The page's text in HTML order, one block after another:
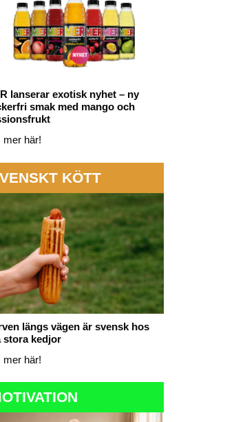
lanserar exotisk nyhet – ny
smak med mango och
mer här!
KÖTT
längs vägen är svensk hos
stora kedjor
mer här!